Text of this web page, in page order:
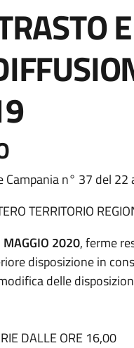
E
n° 37 del 22
TERRITORIO
MAGGIO 2020, ferme
disposizione in
delle
DALLE ORE 16,00